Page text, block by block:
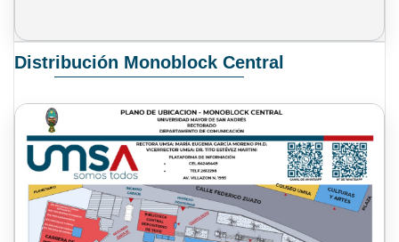
Distribución Monoblock Central